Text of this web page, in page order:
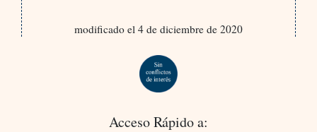
modificado el 4 de diciembre de 2020
Acceso Rápido a: